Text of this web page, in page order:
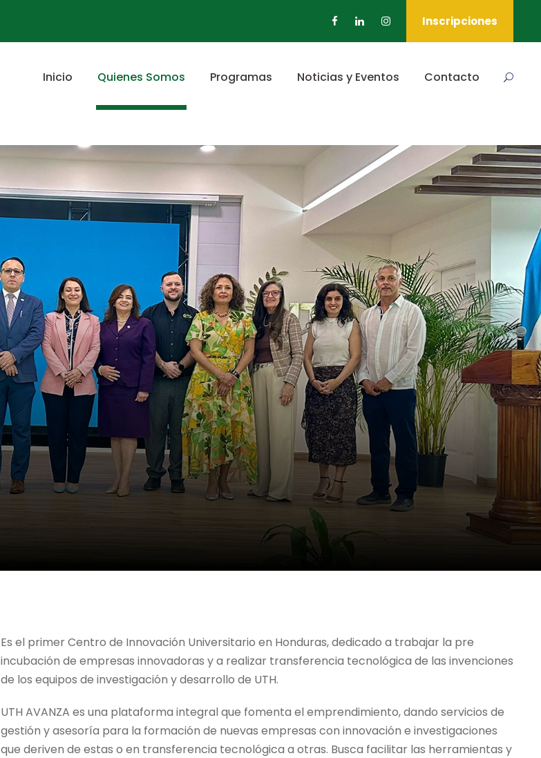
Inscripciones
Inicio Quienes Somos Programas Noticias y Eventos Contacto
Es el primer Centro de Innovación Universitario en Honduras, dedicado a trabajar la pre
incubación de empresas innovadoras y a realizar transferencia tecnológica de las invenciones
de los equipos de investigación y desarrollo de UTH.
UTH AVANZA es una plataforma integral que fomenta el emprendimiento, dando servicios de
gestión y asesoría para la formación de nuevas empresas con innovación e investigaciones
que deriven de estas o en transferencia tecnológica a otras. Busca facilitar las herramientas y